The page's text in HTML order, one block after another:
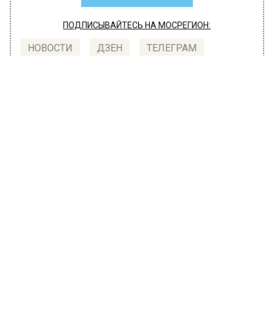
ПОДПИСЫВАЙТЕСЬ НА МОСРЕГИОН:
НОВОСТИ ДЗЕН ТЕЛЕГРАМ